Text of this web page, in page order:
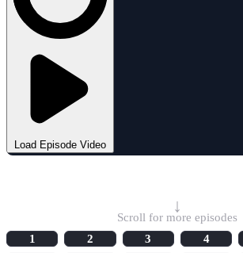
Load Episode Video
↓
Scroll for more episodes
1
2 3 4